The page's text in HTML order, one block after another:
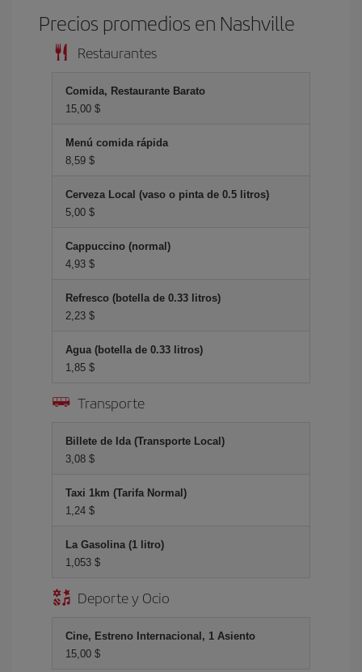
Precios promedios en Nashville
Restaurantes
Comida, Restaurante Barato
15,00 $
Menú comida rápida
8,59 $
Cerveza Local (vaso o pinta de 0.5 litros)
5,00 $
Cappuccino (normal)
4,93 $
Refresco (botella de 0.33 litros)
2,23 $
Agua (botella de 0.33 litros)
1,85 $
Transporte
Billete de Ida (Transporte Local)
3,08 $
Taxi 1km (Tarifa Normal)
1,24 $
La Gasolina (1 litro)
1,053 $
Deporte y Ocio
Cine, Estreno Internacional, 1 Asiento
15,00 $